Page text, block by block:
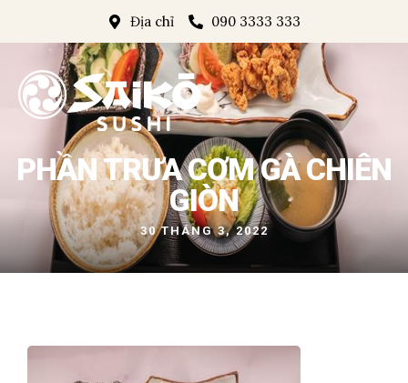
Địa chỉ 090 3333 333
PHẦN TRƯA CƠM GÀ CHIÊN
GIÒN
30 THÁNG 3, 2022